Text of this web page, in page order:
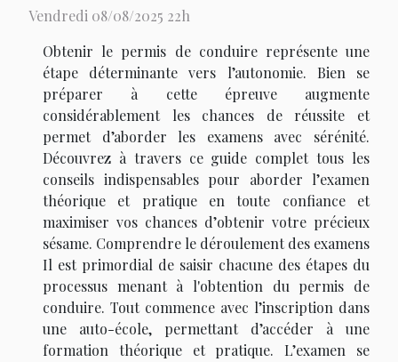
Vendredi 08/08/2025 22h
Obtenir le permis de conduire représente une
étape déterminante vers l’autonomie. Bien se
préparer à cette épreuve augmente
considérablement les chances de réussite et
permet d’aborder les examens avec sérénité.
Découvrez à travers ce guide complet tous les
conseils indispensables pour aborder l’examen
théorique et pratique en toute confiance et
maximiser vos chances d’obtenir votre précieux
sésame. Comprendre le déroulement des examens
Il est primordial de saisir chacune des étapes du
processus menant à l'obtention du permis de
conduire. Tout commence avec l’inscription dans
une auto-école, permettant d’accéder à une
formation théorique et pratique. L’examen se